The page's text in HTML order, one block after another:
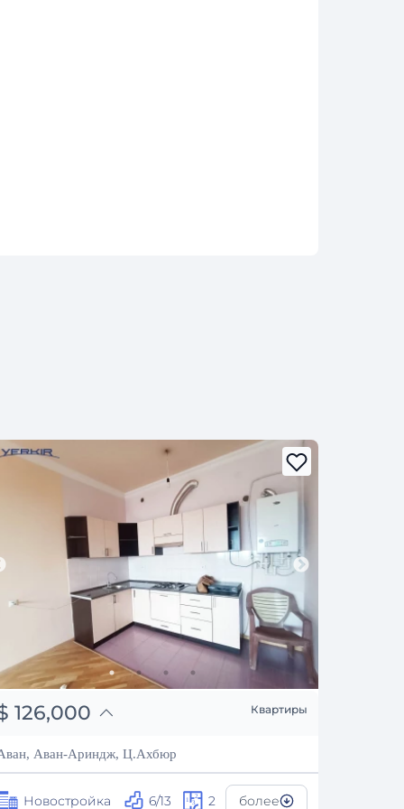
126,000
֏ 49,140,000
₽ 11,401,392
Квартиры
Аван-Ариндж, Ц.Ахбюр
Новостройка 6/13 2 более